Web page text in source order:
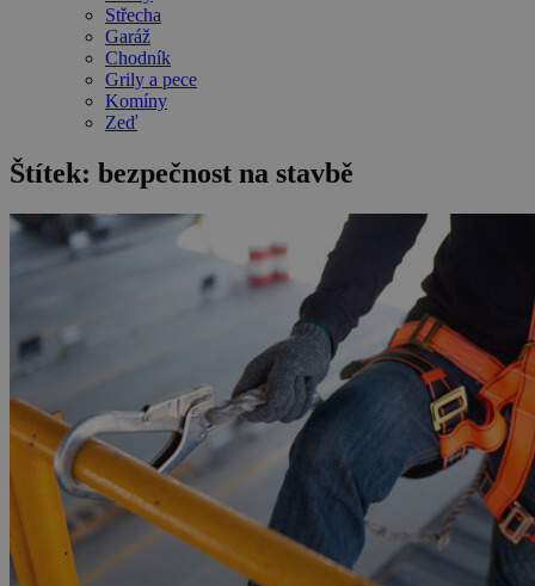
Střecha
Garáž
Chodník
Grily a pece
Komíny
Zeď
Štítek: bezpečnost na stavbě